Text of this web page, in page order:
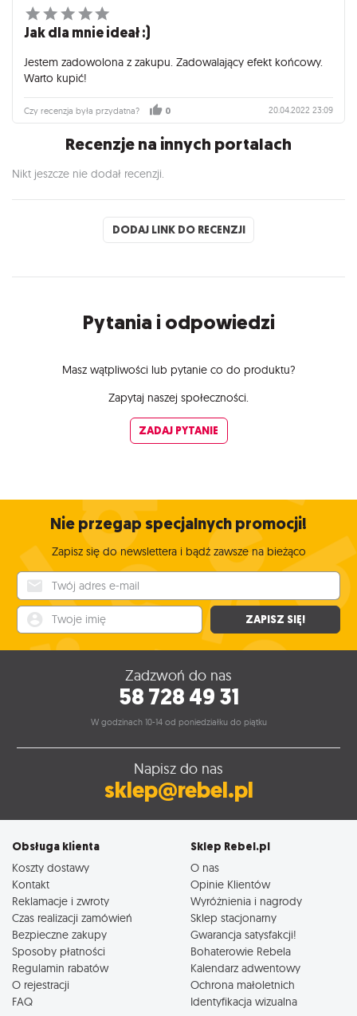
Jak dla mnie ideał :)
Jestem zadowolona z zakupu. Zadowalający efekt końcowy.
Warto kupić!
Czy recenzja była przydatna? 0 20.04.2022 23:09
Recenzje na innych portalach
Nikt jeszcze nie dodał recenzji.
DODAJ LINK DO RECENZJI
Pytania i odpowiedzi
Masz wątpliwości lub pytanie co do produktu?
Zapytaj naszej społeczności.
ZADAJ PYTANIE
Nie przegap specjalnych promocji!
Zapisz się do newslettera i bądź zawsze na bieżąco
ZAPISZ SIĘ!
Zadzwoń do nas
58 728 49 31
W godzinach 10-14 od poniedziałku do piątku
Napisz do nas
sklep@rebel.pl
Obsługa klienta
Koszty dostawy
Kontakt
Reklamacje i zwroty
Czas realizacji zamówień
Bezpieczne zakupy
Sposoby płatności
Regulamin rabatów
O rejestracji
FAQ
Sklep Rebel.pl
O nas
Opinie Klientów
Wyróżnienia i nagrody
Sklep stacjonarny
Gwarancja satysfakcji!
Bohaterowie Rebela
Kalendarz adwentowy
Ochrona małoletnich
Identyfikacja wizualna